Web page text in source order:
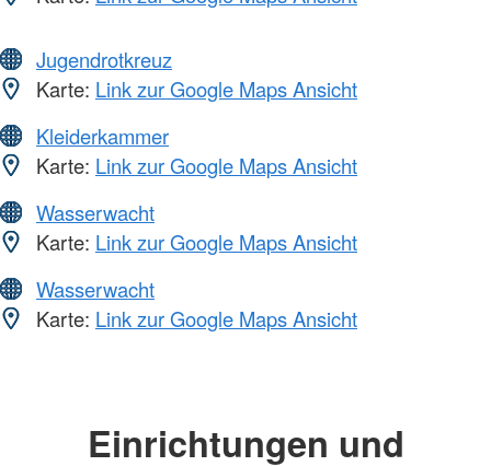
Jugendrotkreuz
Karte: Link zur Google Maps Ansicht
Kleiderkammer
Karte: Link zur Google Maps Ansicht
Wasserwacht
Karte: Link zur Google Maps Ansicht
Wasserwacht
Karte: Link zur Google Maps Ansicht
Einrichtungen und